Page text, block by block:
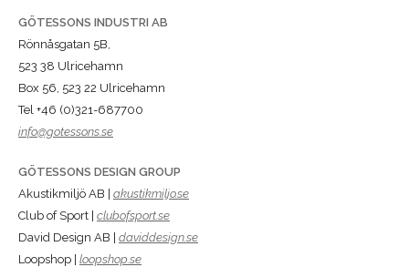
GÖTESSONS INDUSTRI AB
Rönnåsgatan 5B,
523 38 Ulricehamn
Box 56, 523 22 Ulricehamn
Tel +46 (0)321-687700
info@gotessons.se
GÖTESSONS DESIGN GROUP
Akustikmiljö AB | akustikmiljo.se
Club of Sport | clubofsport.se
David Design AB | daviddesign.se
Loopshop | loopshop.se